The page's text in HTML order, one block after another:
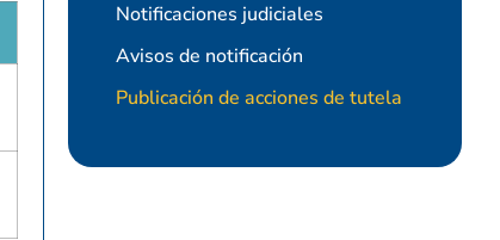
Notificaciones judiciales
Avisos de notificación
Publicación de acciones de tutela